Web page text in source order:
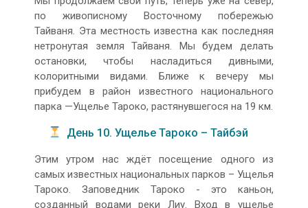
по живописному Восточному побережью
Тайваня. Эта местность известна как последняя
нетронутая земля Тайваня. Мы будем делать
остановки, чтобы насладиться дивными,
колоритными видами. Ближе к вечеру мы
прибудем в район известного национального
парка —Ущелье Тароко, растянувшегося на 19 км.
День 10. Ущелье Тароко – Тайбэй
Этим утром нас ждёт посещение одного из
самых известных национальных парков – Ущелья
Тароко. Заповедник Тароко - это каньон,
созданный водами реки Лиу. Вход в ущелье